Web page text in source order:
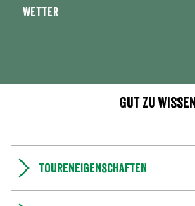
Wetter
Gut zu wissen
Toureneigenschaften